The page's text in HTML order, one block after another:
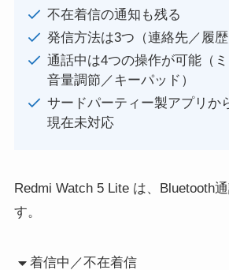
不在着信の通知も残る
発信方法は3つ（連絡先／履歴
通話中は4つの操作が可能（
音量調節／キーパッド）
サードパーティー製アプリか
現在未対応
Redmi Watch 5 Lite は、Bluetooth
す。
着信中／不在着信